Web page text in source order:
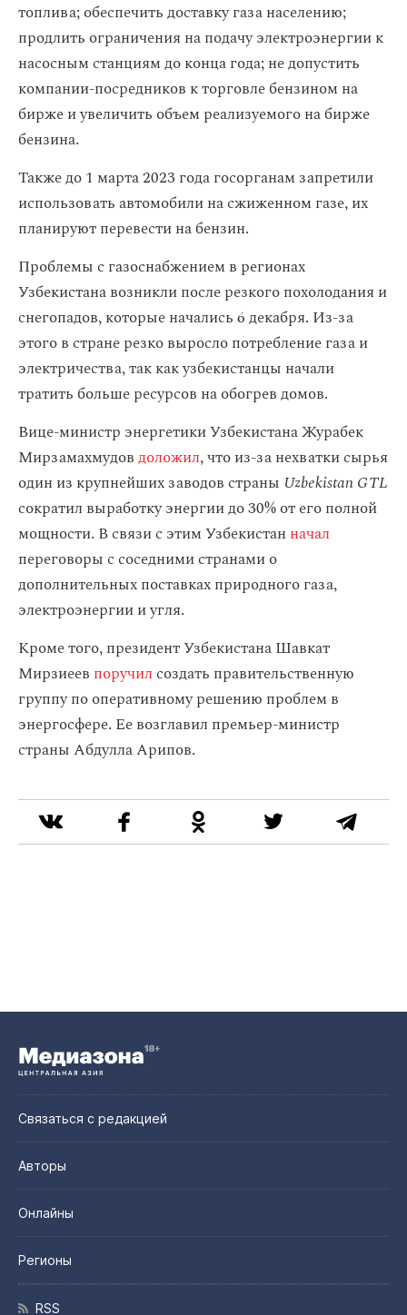
топлива; обеспечить доставку газа населению;
продлить ограничения на подачу электроэнергии к
насосным станциям до конца года; не допустить
компании-посредников к торговле бензином на
бирже и увеличить объем реализуемого на бирже
бензина.
Также до 1 марта 2023 года госорганам запретили
использовать автомобили на сжиженном газе, их
планируют перевести на бензин.
Проблемы с газоснабжением в регионах
Узбекистана возникли после резкого похолодания и
снегопадов, которые начались 6 декабря. Из-за
этого в стране резко выросло потребление газа и
электричества, так как узбекистанцы начали
тратить больше ресурсов на обогрев домов.
Вице-министр энергетики Узбекистана Журабек
Мирзамахмудовдоложил, что из-за нехватки сырья
один из крупнейших заводов страны Uzbekistan GTL
сократил выработку энергии до 30% от его полной
мощности. В связи с этим Узбекистан начал
переговоры с соседними странами о
дополнительных поставках природного газа,
электроэнергии и угля.
Кроме того, президент Узбекистана Шавкат
Мирзиеев поручилсоздать правительственную
группу по оперативному решению проблем в
энергосфере. Ее возглавил премьер-министр
страны Абдулла Арипов.
Связаться с редакцией
Авторы
Онлайны
Регионы
RSS